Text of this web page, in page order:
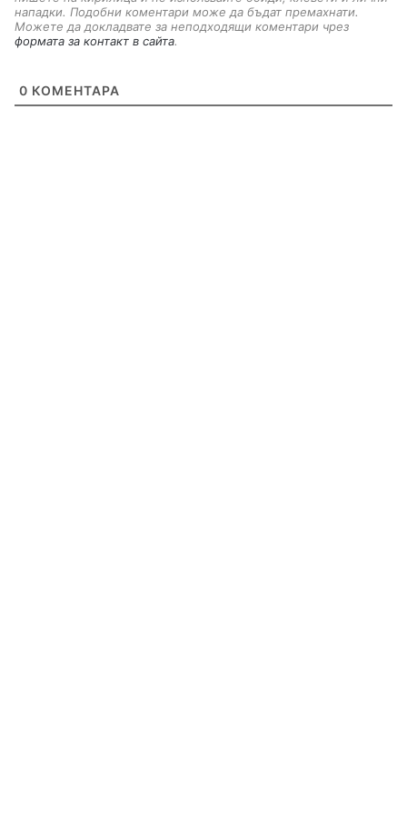
нападки. Подобни коментари може да бъдат премахнати.
Можете да докладвате за неподходящи коментари чрез
формата за контакт в сайта.
0 КОМЕНТАРА